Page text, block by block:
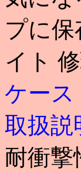
プに
イト
ケース
取扱説
耐衝